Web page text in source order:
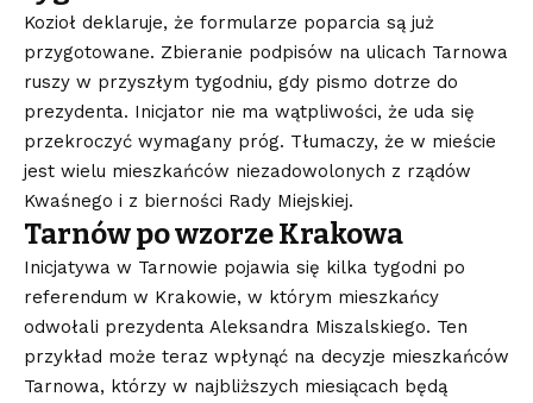
Kozioł deklaruje, że formularze poparcia są już
przygotowane. Zbieranie podpisów na ulicach Tarnowa
ruszy w przyszłym tygodniu, gdy pismo dotrze do
prezydenta. Inicjator nie ma wątpliwości, że uda się
przekroczyć wymagany próg. Tłumaczy, że w mieście
jest wielu mieszkańców niezadowolonych z rządów
Kwaśnego i z bierności Rady Miejskiej.
Tarnów po wzorze Krakowa
Inicjatywa w Tarnowie pojawia się kilka tygodni po
referendum w Krakowie, w którym mieszkańcy
odwołali prezydenta Aleksandra Miszalskiego. Ten
przykład może teraz wpłynąć na decyzje mieszkańców
Tarnowa, którzy w najbliższych miesiącach będą